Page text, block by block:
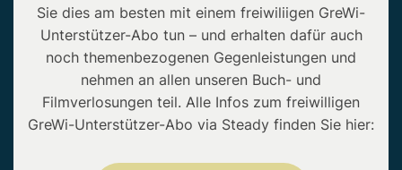
Sie dies am besten mit einem freiwiliigen GreWi-
Unterstützer-Abo tun – und erhalten dafür auch
noch themenbezogenen Gegenleistungen und
nehmen an allen unseren Buch- und
Filmverlosungen teil. Alle Infos zum freiwilligen
GreWi-Unterstützer-Abo via Steady finden Sie hier: